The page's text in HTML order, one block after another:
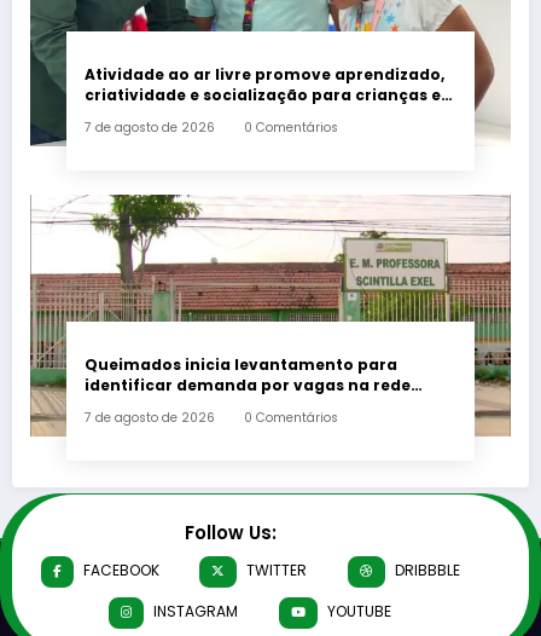
Atividade ao ar livre promove aprendizado,
criatividade e socialização para crianças e
7 de agosto de 2026 0 Comentários
Queimados inicia levantamento para
identificar demanda por vagas na rede
7 de agosto de 2026 0 Comentários
Follow Us:
FACEBOOK TWITTER
DRIBBBLE
INSTAGRAM
YOUTUBE